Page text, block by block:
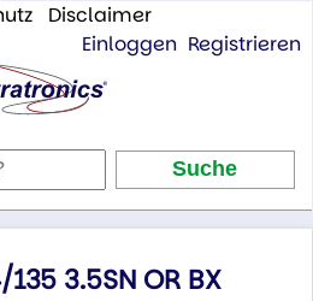
Disclaimer
Einloggen Registrieren
3.5SN OR BX